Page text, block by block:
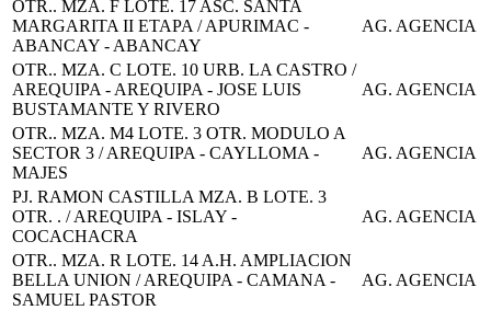
OTR.. MZA. F LOTE. 17 ASC. SANTA
MARGARITA II ETAPA / APURIMAC -
ABANCAY - ABANCAY
AG. AGENCIA
OTR.. MZA. C LOTE. 10 URB. LA CASTRO /
AREQUIPA - AREQUIPA - JOSE LUIS
BUSTAMANTE Y RIVERO
AG. AGENCIA
OTR.. MZA. M4 LOTE. 3 OTR. MODULO A
SECTOR 3 / AREQUIPA - CAYLLOMA -
MAJES
AG. AGENCIA
PJ. RAMON CASTILLA MZA. B LOTE. 3
OTR. . / AREQUIPA - ISLAY -
COCACHACRA
AG. AGENCIA
OTR.. MZA. R LOTE. 14 A.H. AMPLIACION
BELLA UNION / AREQUIPA - CAMANA -
SAMUEL PASTOR
AG. AGENCIA